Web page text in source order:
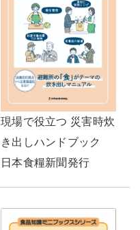
現場で役立つ 災害時炊
き出しハンドブック
日本食糧新聞発行